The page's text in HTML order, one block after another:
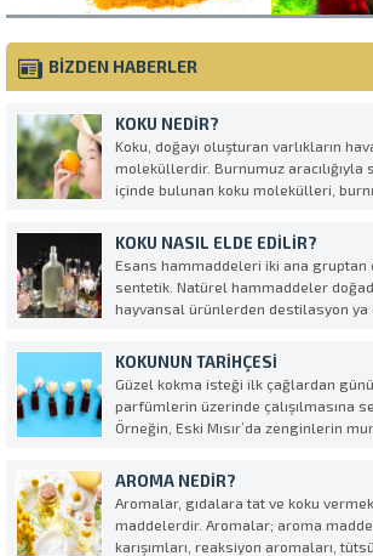
BİZDEN HABERLER
KOKU NEDIR?
Koku, doğayı oluşturan varlıkların
moleküllerdir. Burnumuz aracılığıyla
içinde bulunan koku molekülleri,
alma dediğimiz olay gerçekleşmiş olur.
KOKU NASIL ELDE EDILIR?
Esans hammaddeleri iki ana gruptan
sentetik. Natürel hammaddeler
hayvansal ürünlerden destilasyon ya
reaksiyonlar sonucu elde edilir.
hammaddelerin değişik oranlarda
KOKUNUN TARIHÇESI
Güzel kokma isteği ilk çağlardan
parfümlerin üzerinde çalışılmasına
Örneğin, Eski Mısır’da zenginlerin
söylenir. Eski Yunan’da ise kadınların
yağlarla ovduklarından bahsedilir.
döneminde “per fum...
AROMA NEDIR?
Aromalar, gıdalara tat ve koku
maddelerdir. Aromalar; aroma
karışımları, reaksiyon aromaları,